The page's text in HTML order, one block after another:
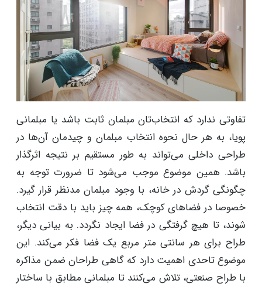
تفاوتی ندارد که انتخاب‌تان مبلمان ثابت باشد یا مبلمانی
پویا، به هر حال نحوه انتخاب مبلمان و چیدمان آن‌ها در
طراحی داخلی می‌تواند به طور مستقیم بر نتیجه اثرگذار
باشد. همین موضوع موجب می‌شود تا ضرورت توجه به
چگونگی گردش در خانه، با وجود مبلمان مدنظر قرار گیرد.
خصوصا در فضاهای کوچک، همه چیز باید با دقت انتخاب
شوند، تا هیچ گرفتگی در فضا ایجاد نگردد. به بیانی دیگر،
طراح برای هر سانتی متر مربع یک فضا فکر می‌کند. این
موضوع تاحدی اهمیت دارد که گاهی طراحان ضمن مذاکره
با طراح صنعتی، تلاش می‌کنند تا مبلمانی مطابق با ساختار